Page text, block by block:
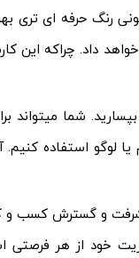
حرفه ای تری
داد. چراکه این
شما میتواند
استفاده کنیم.
و گسترش کسب
خود از هر فرصتی